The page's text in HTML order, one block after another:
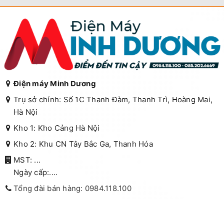
Điện máy Minh Dương
Trụ sở chính: Số 1C Thanh Đàm, Thanh Trì, Hoàng Mai,
Hà Nội
Kho 1: Kho Cảng Hà Nội
Kho 2: Khu CN Tây Bắc Ga, Thanh Hóa
MST: ...
Ngày cấp:....
Tổng đài bán hàng: 0984.118.100